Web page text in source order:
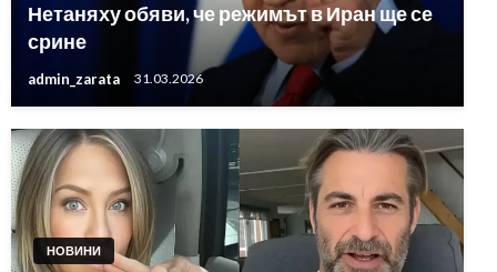
Нетаняху обяви, че режимът в Иран ще се
срине
admin_zarata 31.03.2026
НОВИНИ